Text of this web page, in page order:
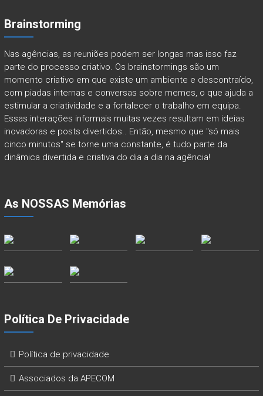
Brainstorming
Nas agências, as reuniões podem ser longas mas isso faz
parte do processo criativo. Os brainstormings são um
momento criativo em que existe um ambiente e descontraído,
com piadas internas e conversas sobre memes, o que ajuda a
estimular a criatividade e a fortalecer o trabalho em equipa.
Essas interações informais muitas vezes resultam em ideias
inovadoras e posts divertidos.. Então, mesmo que "só mais
cinco minutos" se torne uma constante, é tudo parte da
dinâmica divertida e criativa do dia a dia na agência!
As NOSSAS Memórias
Política De Privacidade
Política de privacidade
Associados da APECOM